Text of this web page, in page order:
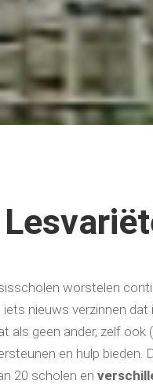
worstelen
iets nieuws verzinnen
als geen ander, zelf ook
en hulp bieden.
20 scholen en